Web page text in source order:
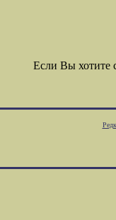
Если Вы хотите